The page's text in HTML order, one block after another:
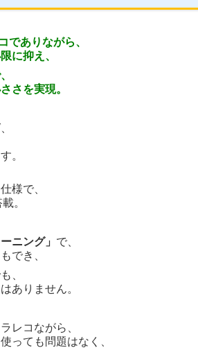
でありながら、
に抑え、
さを実現。
。
様で、
。
ニング」 で、
でき、
、
ありません。
レコながら、
っても問題はなく、